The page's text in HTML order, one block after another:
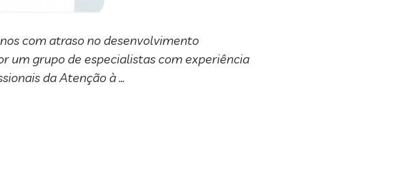
com atraso no desenvolvimento
um grupo de especialistas com experiência
da Atenção à …